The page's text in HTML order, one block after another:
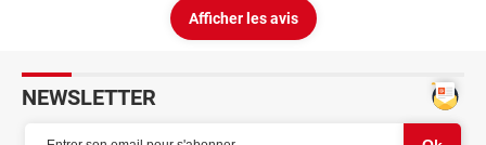
Afficher les avis
NEWSLETTER